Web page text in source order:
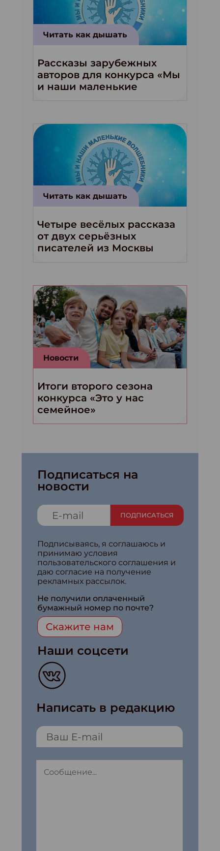
Читать как дышать
Рассказы зарубежных
авторов для конкурса «Мы
и наши маленькие
волшебники!»
Читать как дышать
Четыре весёлых рассказа
от двух серьёзных
писателей из Москвы
Новости
Итоги второго сезона
конкурса «Это у нас
семейное»
Подписаться на
новости
ПОДПИСАТЬСЯ
Подписываясь, я соглашаюсь и
принимаю условия
пользовательского соглашения и
даю согласие на получение
рекламных рассылок.
Не получили оплаченный
бумажный номер по почте?
Скажите нам
Наши соцсети
Написать в редакцию